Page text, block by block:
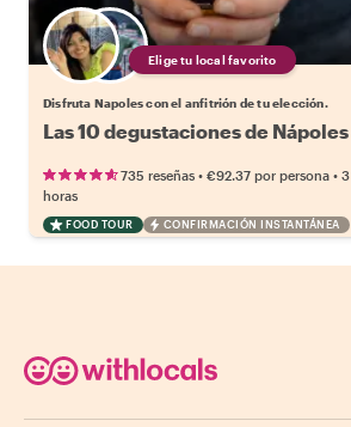
Elige tu local favorito
Disfruta Napoles con el anfitrión de tu elección.
Las 10 degustaciones de Nápoles
735 reseñas • €92.37 por persona • 3
horas
FOOD TOUR CONFIRMACIÓN INSTANTÁNEA